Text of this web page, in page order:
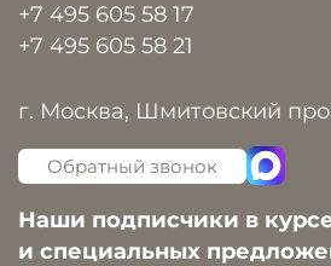
+7 495 605 58 17
+7 495 605 58 21
г. Москва, Шмитовский
Обратный звонок
Наши подписчики в
и специальных